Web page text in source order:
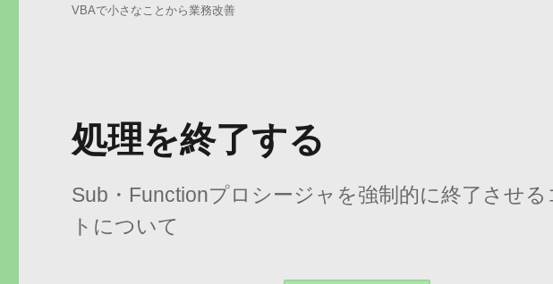
VBAで小さなことから業務改善
処理を終了する
Sub・Functionプロシージャを強制的に終了させ
トについて